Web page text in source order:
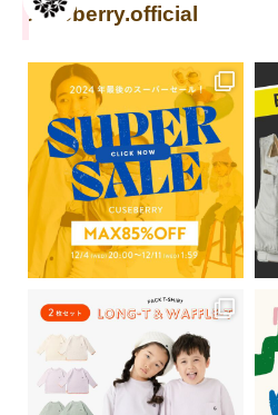
cuseberry.official